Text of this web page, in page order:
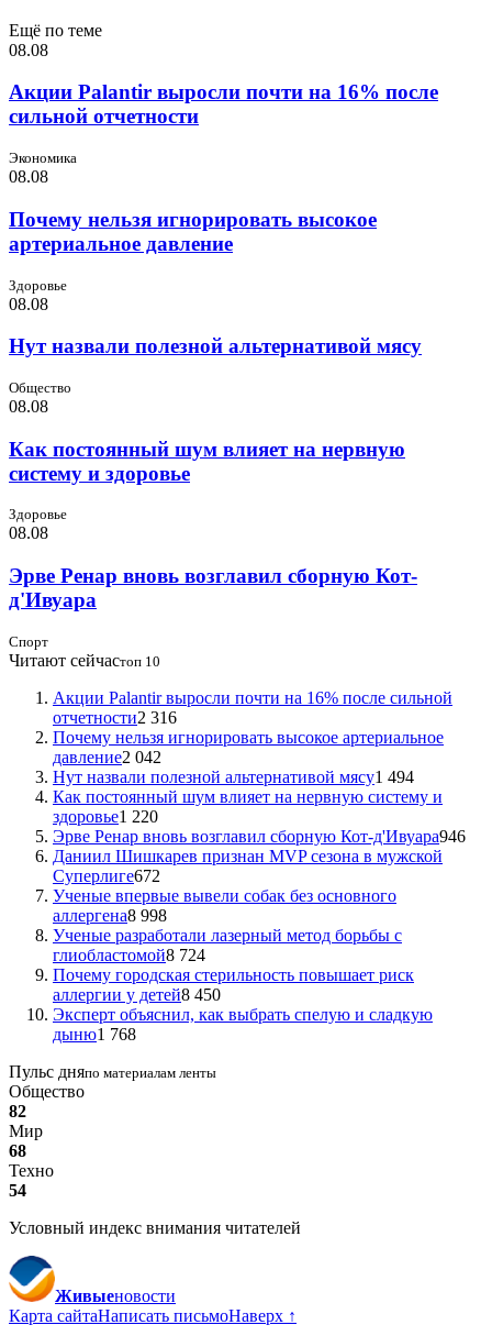
Ещё по теме
08.08
Акции Palantir выросли почти на 16% после
сильной отчетности
Экономика
08.08
Почему нельзя игнорировать высокое
артериальное давление
Здоровье
08.08
Нут назвали полезной альтернативой мясу
Общество
08.08
Как постоянный шум влияет на нервную
систему и здоровье
Здоровье
08.08
Эрве Ренар вновь возглавил сборную Кот-
д'Ивуара
Спорт
Читают сейчастоп 10
Акции Palantir выросли почти на 16% после сильной
отчетности2 316
Почему нельзя игнорировать высокое артериальное
давление2 042
Нут назвали полезной альтернативой мясу1 494
Как постоянный шум влияет на нервную систему и
здоровье1 220
Эрве Ренар вновь возглавил сборную Кот-д'Ивуара946
Даниил Шишкарев признан MVP сезона в мужской
Суперлиге672
Ученые впервые вывели собак без основного
аллергена8 998
Ученые разработали лазерный метод борьбы с
глиобластомой8 724
Почему городская стерильность повышает риск
аллергии у детей8 450
Эксперт объяснил, как выбрать спелую и сладкую
дыню1 768
Пульс дняпо материалам ленты
Общество
82
Мир
68
Техно
54
Условный индекс внимания читателей
Живыеновости
Карта сайтаНаписать письмоНаверх ↑